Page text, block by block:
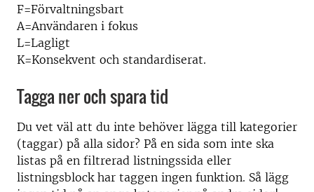
F=Förvaltningsbart
A=Användaren i fokus
L=Lagligt
K=Konsekvent och standardiserat.
Tagga ner och spara tid
Du vet väl att du inte behöver lägga till kategorier
(taggar) på alla sidor? På en sida som inte ska
listas på en filtrerad listningssida eller
listningsblock har taggen ingen funktion. Så lägg